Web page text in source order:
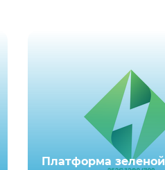
Платформа зеленой